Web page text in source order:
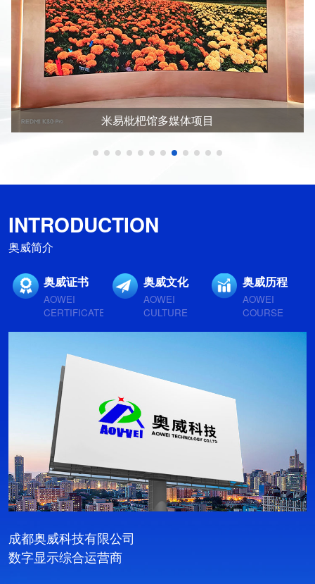
米易枇杷馆多媒体项目
INTRODUCTION
奥威简介
奥威证书
AOWEI
CERTIFICATE
奥威文化
AOWEI
CULTURE
奥威历程
AOWEI
COURSE
成都奥威科技有限公司
数字显示综合运营商